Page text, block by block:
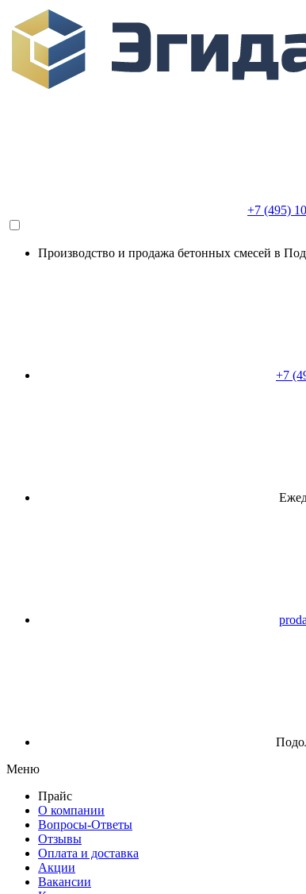
+7 (495)
Производство и продажа бетонных смесей в
+7
Меню
Прайс
О компании
Вопросы-Ответы
Отзывы
Оплата и доставка
Акции
Вакансии